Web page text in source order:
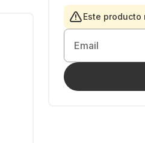
Este
Email